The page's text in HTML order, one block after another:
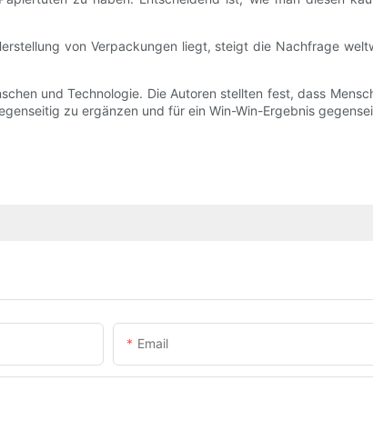
von Verpackungen liegt, steigt die Nachfrage
und Technologie. Die Autoren stellten fest, dass
zu ergänzen und für ein Win-Win-Ergebnis
Email